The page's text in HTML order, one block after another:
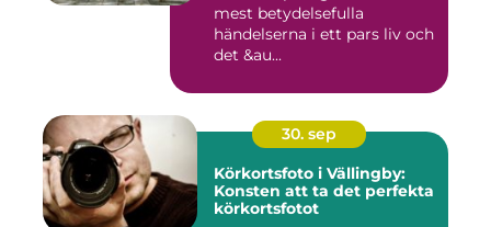
mest betydelsefulla
händelserna i ett pars liv och
det &au...
30. sep
Körkortsfoto i Vällingby:
Konsten att ta det perfekta
körkortsfotot